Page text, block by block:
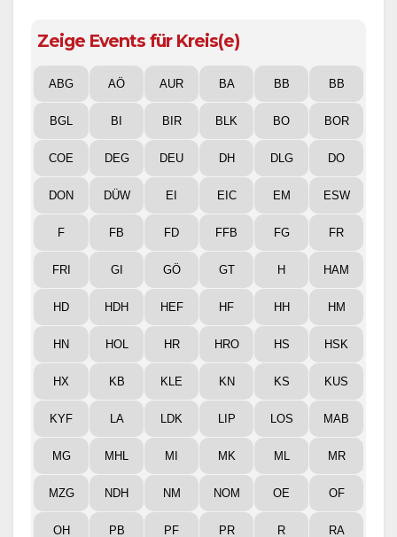
Zeige Events für Kreis(e)
ABG AÖ AUR BA BB BB
BGL BI BIR BLK BO BOR
COE DEG DEU DH DLG DO
DON DÜW EI EIC EM ESW
F FB FD FFB FG FR
FRI GI GÖ GT H HAM
HD HDH HEF HF HH HM
HN HOL HR HRO HS HSK
HX KB KLE KN KS KUS
KYF LA LDK LIP LOS MAB
MG MHL MI MK ML MR
MZG NDH NM NOM OE OF
OH PB PF PR R RA